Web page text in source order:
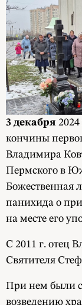
3 декабря
кончины
Владимира
Пермского в
Божественная
панихида о
на месте его
С 2011 г. отец
Святителя
При нем были
возведению